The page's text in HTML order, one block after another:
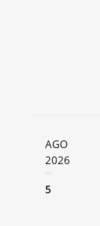
AGO
2026
5